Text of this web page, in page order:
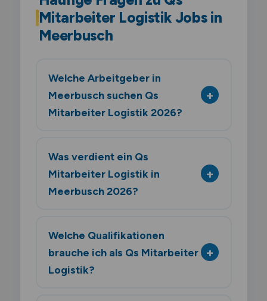
Mitarbeiter Logistik Jobs in
Meerbusch
Welche Arbeitgeber in
Meerbusch suchen Qs
Mitarbeiter Logistik 2026?
Was verdient ein Qs
Mitarbeiter Logistik in
Meerbusch 2026?
Welche Qualifikationen
brauche ich als Qs Mitarbeiter
Logistik?